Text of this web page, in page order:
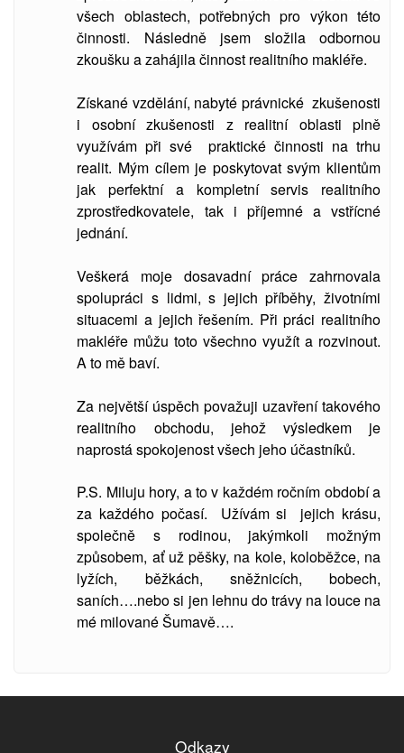
všech oblastech, potřebných pro výkon této
činnosti. Následně jsem složila odbornou
zkoušku a zahájila činnost realitního makléře.
Získané vzdělání, nabyté právnické zkušenosti
i osobní zkušenosti z realitní oblasti plně
využívám při své praktické činnosti na trhu
realit. Mým cílem je poskytovat svým klientům
jak perfektní a kompletní servis realitního
zprostředkovatele, tak i příjemné a vstřícné
jednání.
Veškerá moje dosavadní práce zahrnovala
spolupráci s lidmi, s jejich příběhy, životními
situacemi a jejich řešením. Při práci realitního
makléře můžu toto všechno využít a rozvinout.
A to mě baví.
Za největší úspěch považuji uzavření takového
realitního obchodu, jehož výsledkem je
naprostá spokojenost všech jeho účastníků.
P.S. Miluju hory, a to v každém ročním období a
za každého počasí. Užívám si jejich krásu,
společně s rodinou, jakýmkoli možným
způsobem, ať už pěšky, na kole, koloběžce, na
lyžích, běžkách, sněžnicích, bobech,
saních….nebo si jen lehnu do trávy na louce na
mé milované Šumavě….
Odkazy